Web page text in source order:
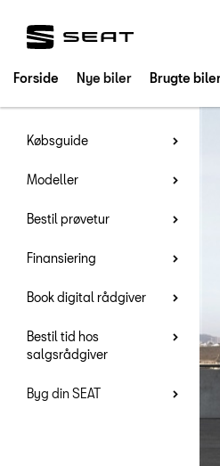
Forside Nye biler Brugte
Købsguide
Modeller
Bestil prøvetur
Finansiering
Book digital rådgiver
Bestil tid hos
salgsrådgiver
Byg din SEAT